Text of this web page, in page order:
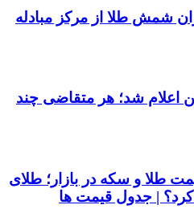
شمش طلا از مرکز مبادله
اعلام شد؛ هر متقاضی چند
طلا و سکه در بازار؛ طلای